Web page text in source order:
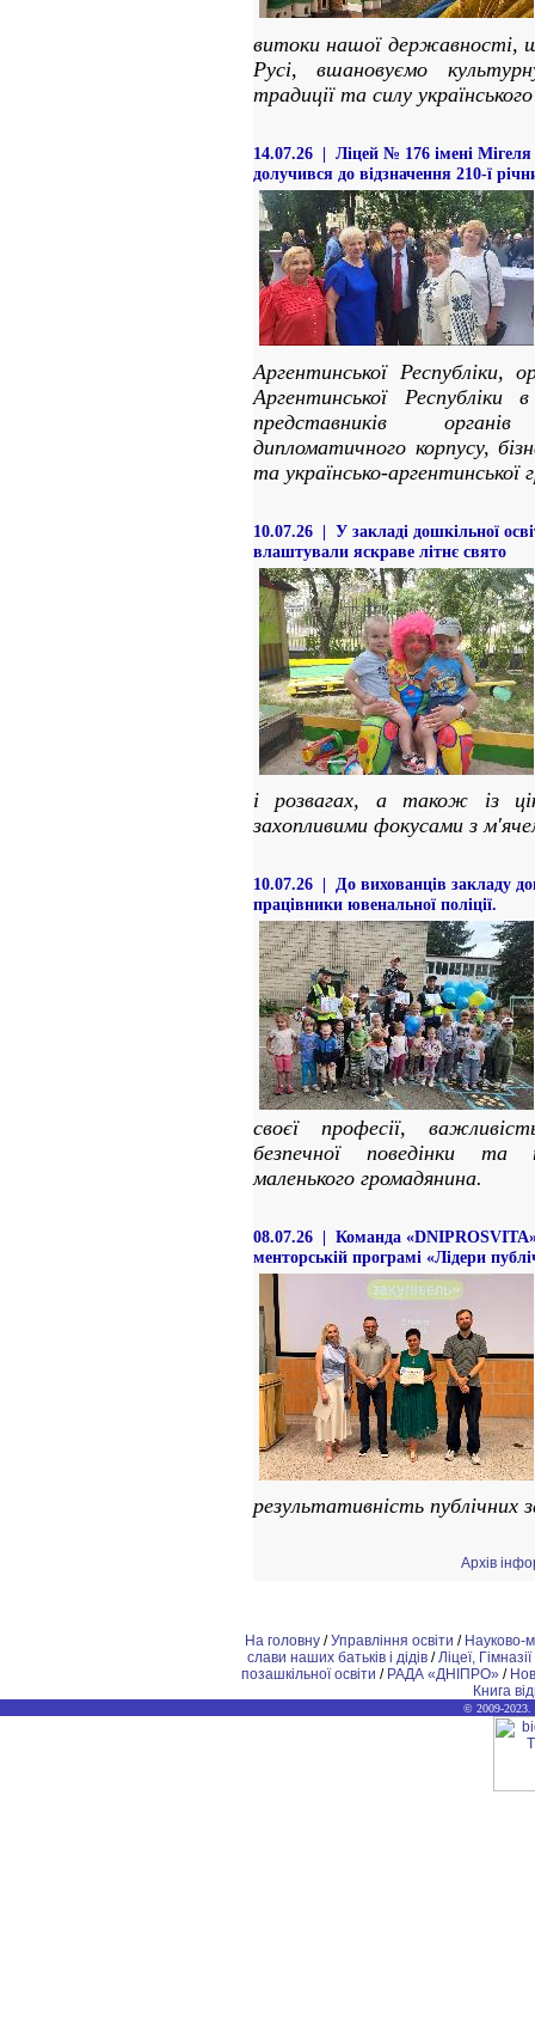
витоки нашої державності,
Русі, вшановуємо
традиції та силу
14.07.26 | Ліцей № 176 імені
долучився до відзначення 210-ї
Аргентинської Республіки,
Аргентинської Республіки
представників
дипломатичного корпусу,
та українсько-аргентинської
10.07.26 | У закладі дошкільної
влаштували яскраве літнє свято
і розвагах, а також із
захопливими фокусами з
10.07.26 | До вихованців закладу
працівники ювенальної поліції.
своєї професії,
безпечної поведінки
маленького громадянина.
08.07.26 | Команда
менторській програмі «Лідери
результативність публічних
Архів
На головну /Управління освіти / Науково-
слави наших батьків і дідів/Ліцеї, Гімназії
позашкiльної освіти / РАДА «ДНІПРО» /
Книга
© 2009-2023.